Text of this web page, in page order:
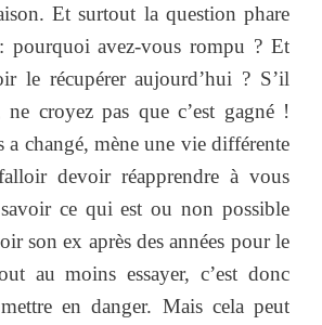
Et surtout la question phare
pourquoi avez-vous rompu ? Et
le récupérer aujourd’hui ? S’il
ne croyez pas que c’est gagné !
a changé, mène une vie différente
devoir réapprendre à vous
ce qui est ou non possible
son ex après des années pour le
au moins essayer, c’est donc
en danger. Mais cela peut